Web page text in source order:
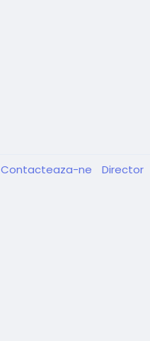
Contacteaza-ne Director